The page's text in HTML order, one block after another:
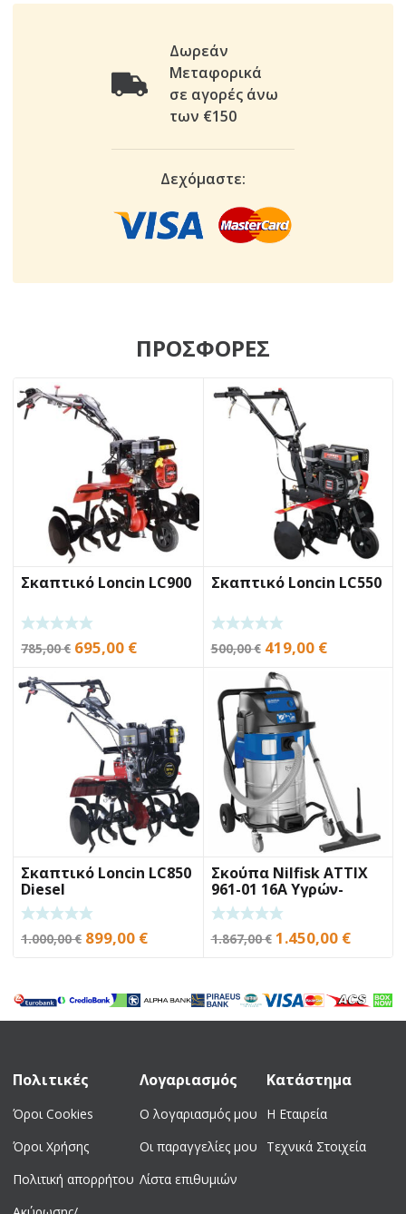
Δωρεάν
Μεταφορικά
σε αγορές άνω
των €150
Δεχόμαστε:
ΠΡΟΣΦΟΡΕΣ
Σκαπτικό Loncin LC900
785,00€ Original
was:
785,00 €.
695,00 €Η
695,00 €.
Σκαπτικό Loncin LC550
500,00€ Original
price
was:
500,00 €.
419,00 €Η
Σκαπτικό Loncin LC850
Diesel
1.000,00€ Original
1.000,00 €.
899,00 €Η
είναι:
899,00 €.
Σκούπα Nilfisk ATTIX
961-01 16A Υγρών-
Στερεών
1.867,00€ Original
1.867,00 €.
1.450,00 €Η
είναι:
Πολιτικές
Όροι Cookies
Όροι Χρήσης
Πολιτική απορρήτου
Λογαριασμός
Ο λογαριασμός μου
Οι παραγγελίες μου
Λίστα επιθυμιών
Κατάστημα
Η Εταιρεία
Τεχνικά Στοιχεία